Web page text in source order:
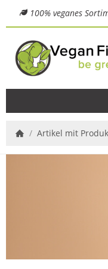
100% veganes
/ Artikel mit